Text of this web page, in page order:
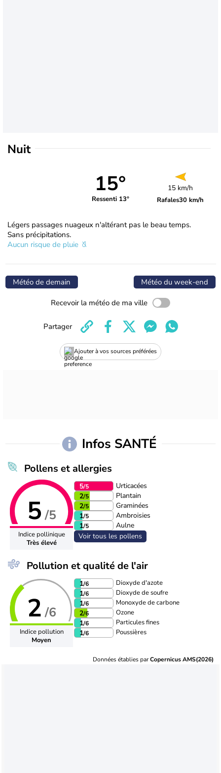
Nuit
15°
Ressenti 13°
15 km/h
Rafales30 km/h
Légers passages nuageux n'altérant pas le beau temps.
Sans précipitations.
Aucun risque de pluie
Météo de demain Météo du week-end
Recevoir la météo de ma ville
Ajouter à vos sources préférées
Partager
Infos SANTÉ
Pollens et allergies
5 /5
Indice pollinique
Très élevé
5/5
Urticacées
2/5
Plantain
2/5
Graminées
1/5
Ambroisies
1/5
Aulne
Voir tous les pollens
Pollution et qualité de l'air
2 /6
Indice pollution
Moyen
1/6 Dioxyde d'azote
1/6 Dioxyde de soufre
1/6 Monoxyde de carbone
2/6 Ozone
1/6 Particules fines
1/6 Poussières
Données établies parCopernicus AMS(2026)